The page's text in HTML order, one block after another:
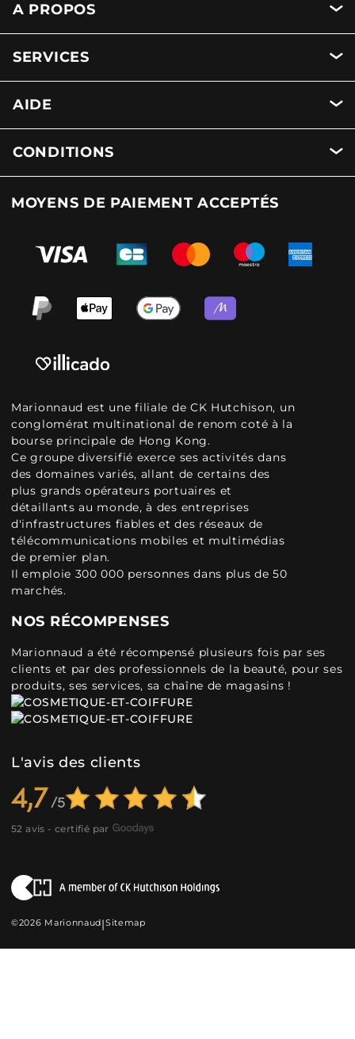
A PROPOS
SERVICES
AIDE
CONDITIONS
MOYENS DE PAIEMENT ACCEPTÉS
Marionnaud est une filiale de CK Hutchison, un
conglomérat multinational de renom coté à la
bourse principale de Hong Kong.
Ce groupe diversifié exerce ses activités dans
des domaines variés, allant de certains des
plus grands opérateurs portuaires et
détaillants au monde, à des entreprises
d'infrastructures fiables et des réseaux de
télécommunications mobiles et multimédias
de premier plan.
Il emploie 300 000 personnes dans plus de 50
marchés.
NOS RÉCOMPENSES
Marionnaud a été récompensé plusieurs fois par ses
clients et par des professionnels de la beauté, pour ses
produits, ses services, sa chaîne de magasins !
L'avis des clients
4,7
52 avis - certifié par
©2026 Marionnaud|Sitemap